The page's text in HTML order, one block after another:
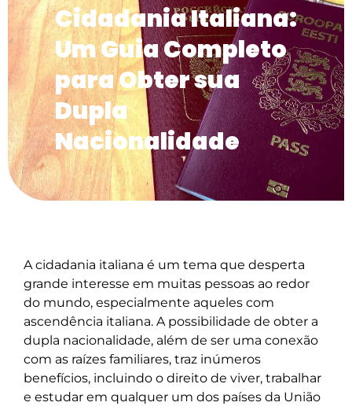
Cidadania Italiana:
Um Guia Completo
para Obter sua
Dupla
Nacionalidade
A cidadania italiana é um tema que desperta
grande interesse em muitas pessoas ao redor
do mundo, especialmente aqueles com
ascendência italiana. A possibilidade de obter a
dupla nacionalidade, além de ser uma conexão
com as raízes familiares, traz inúmeros
benefícios, incluindo o direito de viver, trabalhar
e estudar em qualquer um dos países da União